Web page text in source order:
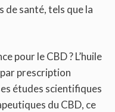
de santé, tels que la
pour le CBD ? L’huile
prescription
études scientifiques
du CBD, ce